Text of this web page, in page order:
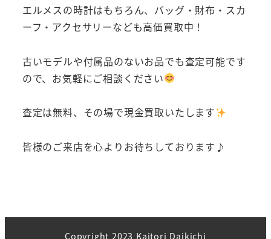
エルメスの時計はもちろん、バッグ・財布・スカ
ーフ・アクセサリーなども高価買取中！
古いモデルや付属品のないお品でも査定可能です
ので、お気軽にご相談ください
査定は無料、その場で現金買取いたします
皆様のご来店を心よりお待ちしております♪
Copyright 2023 Kaitori Daikichi